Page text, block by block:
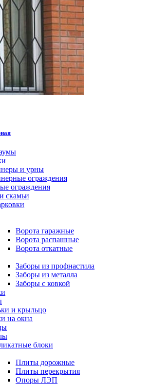
и урны
ограждения
ограждения
скамьи
Ворота гаражные
Ворота распашные
Ворота откатные
Заборы из профнастила
Заборы из металла
Заборы с ковкой
и крыльцо
на окна
блоки
Плиты дорожные
Плиты перекрытия
Опоры ЛЭП